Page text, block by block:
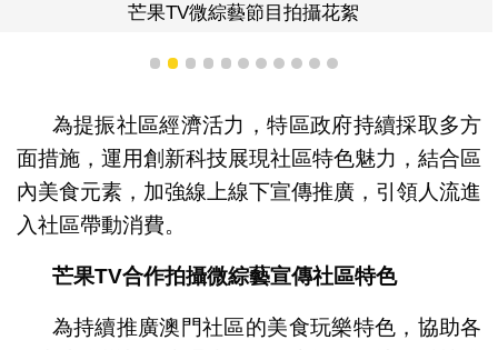
芒果TV微綜藝節目拍攝花絮
1 2 3 4 5 6 7 8 9 1011
為提振社區經濟活力，特區政府持續採取多方
面措施，運用創新科技展現社區特色魅力，結合區
內美食元素，加強線上線下宣傳推廣，引領人流進
入社區帶動消費。
芒果TV合作拍攝微綜藝宣傳社區特色
為持續推廣澳門社區的美食玩樂特色，協助各